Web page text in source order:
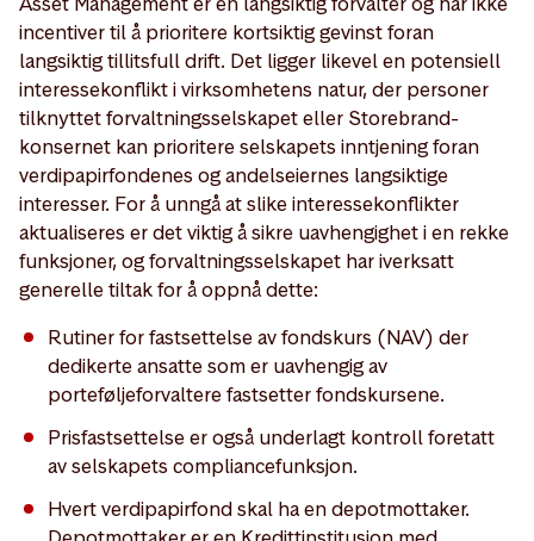
incentiver til å prioritere kortsiktig gevinst foran
langsiktig tillitsfull drift. Det ligger likevel en potensiell
interessekonflikt i virksomhetens natur, der personer
tilknyttet forvaltningsselskapet eller Storebrand-
konsernet kan prioritere selskapets inntjening foran
verdipapirfondenes og andelseiernes langsiktige
interesser. For å unngå at slike interessekonflikter
aktualiseres er det viktig å sikre uavhengighet i en rekke
funksjoner, og forvaltningsselskapet har iverksatt
generelle tiltak for å oppnå dette:
Rutiner for fastsettelse av fondskurs (NAV) der
dedikerte ansatte som er uavhengig av
porteføljeforvaltere fastsetter fondskursene.
Prisfastsettelse er også underlagt kontroll foretatt
av selskapets compliancefunksjon.
Hvert verdipapirfond skal ha en depotmottaker.